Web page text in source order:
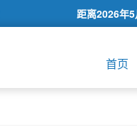
距离2026年
首页